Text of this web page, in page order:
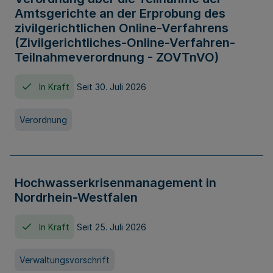
Amtsgerichte an der Erprobung des
zivilgerichtlichen Online-Verfahrens
(Zivilgerichtliches-Online-Verfahren-
Teilnahmeverordnung - ZOVTnVO)
In Kraft Seit 30. Juli 2026
Verordnung
Hochwasserkrisenmanagement in
Nordrhein-Westfalen
In Kraft Seit 25. Juli 2026
Verwaltungsvorschrift